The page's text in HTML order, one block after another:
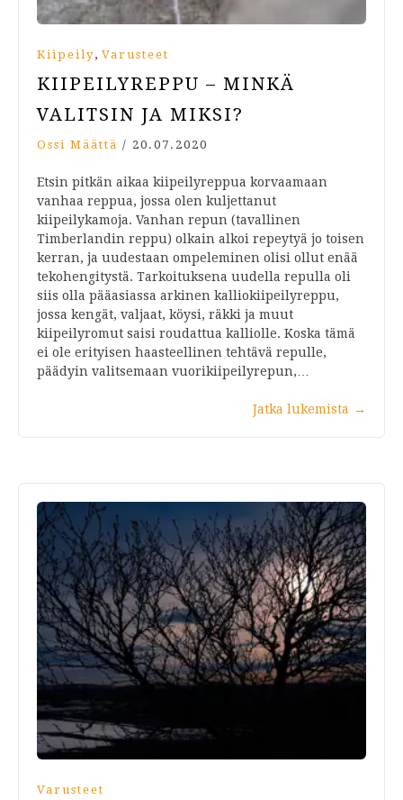
Kiipeily, Varusteet
KIIPEILYREPPU – MINKÄ
VALITSIN JA MIKSI?
Ossi Määttä / 20.07.2020
Etsin pitkän aikaa kiipeilyreppua korvaamaan
vanhaa reppua, jossa olen kuljettanut
kiipeilykamoja. Vanhan repun (tavallinen
Timberlandin reppu) olkain alkoi repeytyä jo toisen
kerran, ja uudestaan ompeleminen olisi ollut enää
tekohengitystä. Tarkoituksena uudella repulla oli
siis olla pääasiassa arkinen kalliokiipeilyreppu,
jossa kengät, valjaat, köysi, räkki ja muut
kiipeilyromut saisi roudattua kalliolle. Koska tämä
ei ole erityisen haasteellinen tehtävä repulle,
päädyin valitsemaan vuorikiipeilyrepun,…
Jatka lukemista →
Varusteet